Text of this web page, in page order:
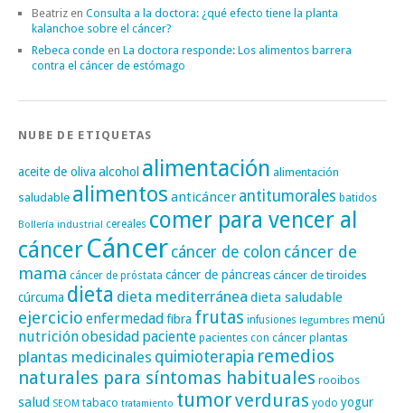
Beatriz en Consulta a la doctora: ¿qué efecto tiene la planta
kalanchoe sobre el cáncer?
Rebeca conde en La doctora responde: Los alimentos barrera
contra el cáncer de estómago
NUBE DE ETIQUETAS
aceite de oliva alcohol alimentación alimentación
saludable alimentos anticáncer antitumorales batidos
Bollería industrial cereales comer para vencer al
cáncerCáncer cáncer de colon cáncer de
mama cáncer de próstata cáncer de páncreascáncer de tiroides
cúrcuma dieta dieta mediterránea dieta saludable
ejercicio enfermedadfibra frutas infusiones legumbres menú
nutriciónobesidad paciente pacientes con cáncer plantas
plantas medicinales quimioterapia remedios
naturales para síntomas habituales rooibos
salud SEOM tabaco tratamiento tumorverduras yodo yogur